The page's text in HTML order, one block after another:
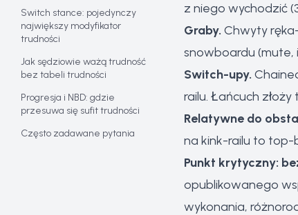
Switch stance: pojedynczy
największy modyfikator
trudności
Jak sędziowie ważą trudność
bez tabeli trudności
Progresja i NBD: gdzie
przesuwa się sufit trudności
Często zadawane pytania
z niego wychodzić
Graby. Chwyty
snowboardu (mute,
Switch-upy.
railu. Łańcuch złoży
Relatywne do
na kink-railu to top-
Punkt krytyczny:
opublikowanego
wykonania,